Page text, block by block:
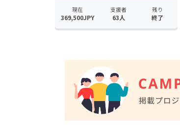
現在
369,500JPY
支援者
63人
残り
終了